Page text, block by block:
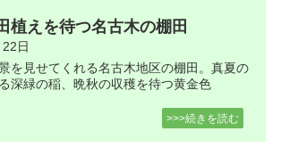
植えを待つ名古木の棚田
日
を見せてくれる名古木地区の棚田。真夏の
深緑の稲、晩秋の収穫を待つ黄金色
>>>続きを読む